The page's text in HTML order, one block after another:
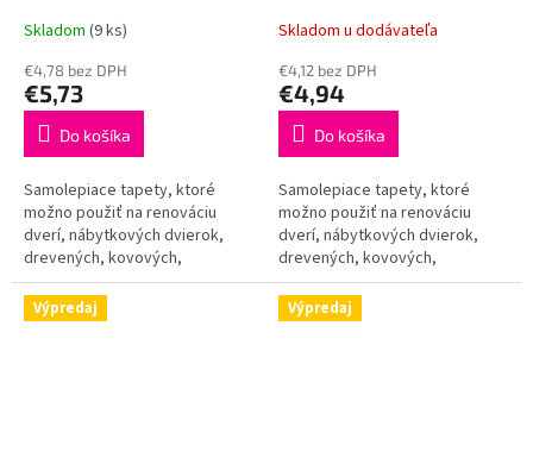
Skladom (9 ks)
€4,78 bez DPH
€5,73
Do košíka
Samolepiace tapety, ktoré
možno použiť na renováciu
dverí, nábytkových dvierok,
drevených, kovových,
plastových a iných povrchov.
Táto tapeta je určená do
interiéru a je plne...
Skladom u dodávateľa
€4,12 bez DPH
€4,94
Do košíka
Samolepiace tapety, ktoré
možno použiť na renováciu
dverí, nábytkových dvierok,
drevených, kovových,
plastových a iných povrchov.
Táto tapeta je určená do
interiéru a je plne...
Výpredaj Výpredaj